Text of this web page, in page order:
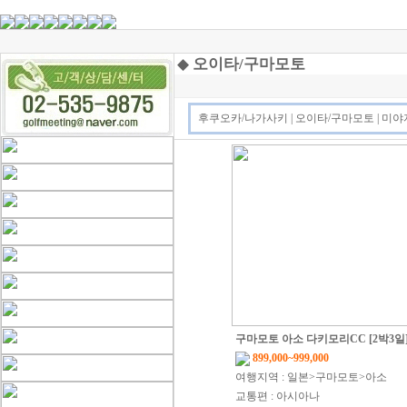
◆ 오이타/구마모토
후쿠오카/나가사키 오이타/구마모토 미야
구마모토 아소 다키모리CC [2박3
899,000~999,000
여행지역 : 일본>구마모토>아소
교통편 : 아시아나